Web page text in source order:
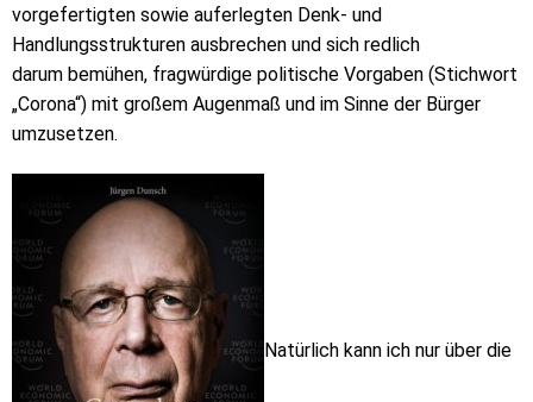
vorgefertigten sowie auferlegten Denk- und
Handlungsstrukturen ausbrechen und sich redlich
darum bemühen, fragwürdige politische Vorgaben (Stichwort
„Corona“) mit großem Augenmaß und im Sinne der Bürger
umzusetzen.
Natürlich kann ich nur über die